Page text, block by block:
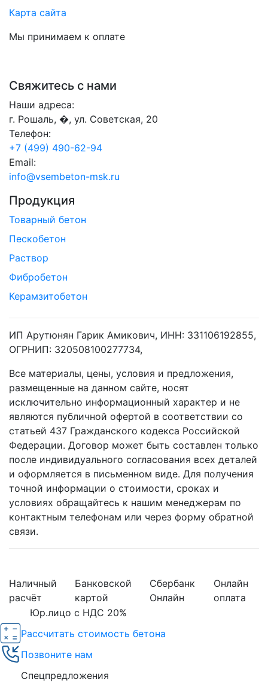
Карта сайта
Мы принимаем к оплате
Свяжитесь с нами
Наши адреса:
г. Рошаль, �, ул. Советская, 20
Телефон:
+7 (499) 490-62-94
Email:
info@vsembeton-msk.ru
Продукция
Товарный бетон
Пескобетон
Раствор
Фибробетон
Керамзитобетон
ИП Арутюнян Гарик Амикович, ИНН: 331106192855,
ОГРНИП: 320508100277734,
Все материалы, цены, условия и предложения,
размещенные на данном сайте, носят
исключительно информационный характер и не
являются публичной офертой в соответствии со
статьей 437 Гражданского кодекса Российской
Федерации. Договор может быть составлен только
после индивидуального согласования всех деталей
и оформляется в письменном виде. Для получения
точной информации о стоимости, сроках и
условиях обращайтесь к нашим менеджерам по
контактным телефонам или через форму обратной
связи.
Наличный
расчёт
Банковской
картой
Сбербанк
Онлайн
Онлайн
оплата
Юр.лицо с НДС 20%
Рассчитать стоимость бетона
Позвоните нам
Спецпредложения